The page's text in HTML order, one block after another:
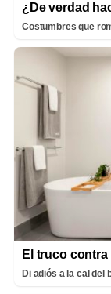
¿De verdad
Costumbres que
El truco contra
Di adiós a la cal del